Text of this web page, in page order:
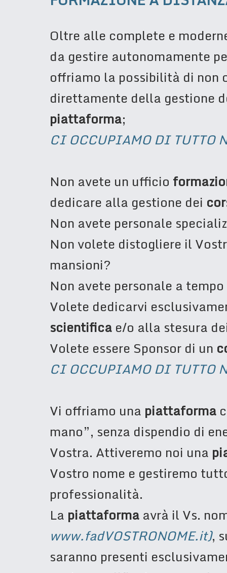
Oltre alle complete e
da gestire autonomamente
offriamo la possibilità di non
direttamente della gestione
piattaforma;
CI OCCUPIAMO DI TUTTO
Non avete un ufficio
dedicare alla gestione dei
Non avete personale
Non volete distogliere il
mansioni?
Non avete personale a
Volete dedicarvi
scientificae/o alla stesura
Volete essere Sponsor di un
CI OCCUPIAMO DI TUTTO
Vi offriamo una piattaforma
mano”, senza dispendio di
Vostra. Attiveremo noi una
Vostro nome e gestiremo
professionalità.
La piattaformaavrà il Vs.
www.fadVOSTRONOME.it),
saranno presenti